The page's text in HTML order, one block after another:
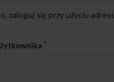
zaloguj się przy użyciu